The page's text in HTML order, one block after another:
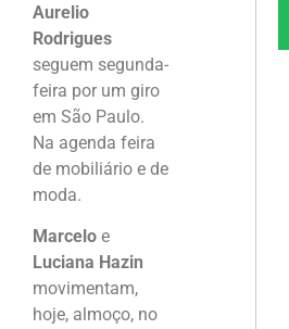
Aurelio
Rodrigues
seguem segunda-
feira por um giro
em São Paulo.
Na agenda feira
de mobiliário e de
moda.
Marcelo e
Luciana Hazin
movimentam,
hoje, almoço, no